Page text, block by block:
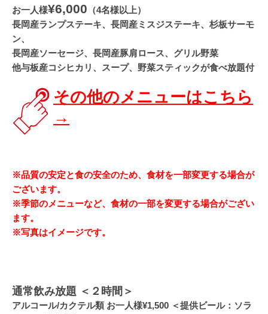
お一人様¥6,000 （4名様以上）
長岡産ランプステーキ、長岡産ミスジステーキ、杉板サーモ
ン、
長岡産ソーセージ、長岡産豚肩ロース、グリル野菜
他与板産コシヒカリ、スープ、野菜スティックが食べ放題付
その他のメニューはこちら
→
※品質の安定と食の安全のため、食材を一部変更する場合が
ございます。
※季節のメニューなど、食材の一部を変更する場合がござい
ます。
※写真はイメージです。
通常飲み放題 ＜２時間＞
アルコール/カクテル類 お一人様¥1,500 ＜提供ビール：ソラ